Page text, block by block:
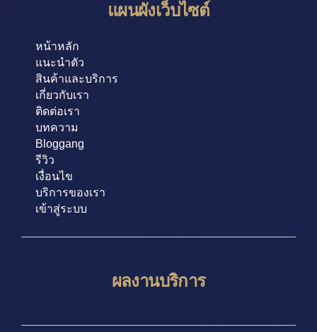
แผนผังเว็บไซต์
หน้าหลัก
แนะนำตัว
สินค้าและบริการ
เกี่ยวกับเรา
ติดต่อเรา
บทความ
Bloggang
รีวิว
เงื่อนไข
บริการของเรา
เข้าสู่ระบบ
ผลงานบริการ